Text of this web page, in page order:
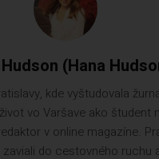
(Hana
kde vyštudovala
vo Varšave ako študent
v online magazíne.
do cestovného ruchu